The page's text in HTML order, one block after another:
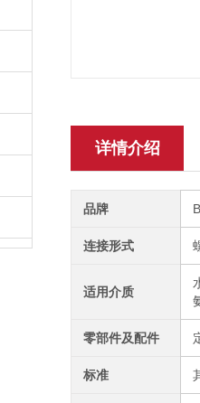
详情介绍
品牌
连接形式
适用介质
零部件及配件
标准